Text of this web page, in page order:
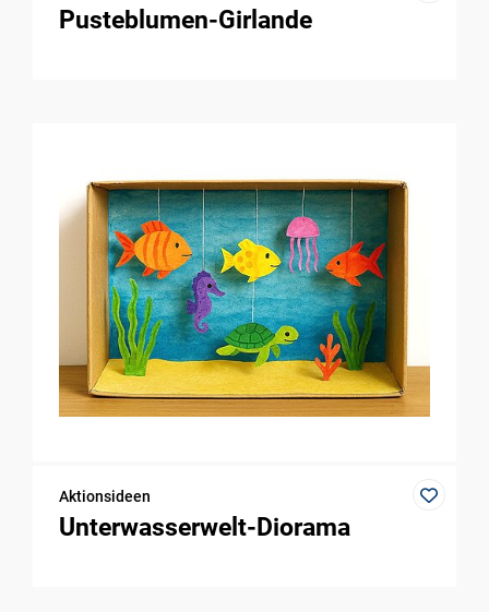
Pusteblumen-Girlande
Aktionsideen
Unterwasserwelt-Diorama